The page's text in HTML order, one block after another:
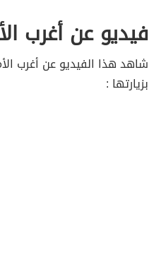
فيديو عن أغرب
شاهد هذا الفيديو عن أغرب
بزيارتها :